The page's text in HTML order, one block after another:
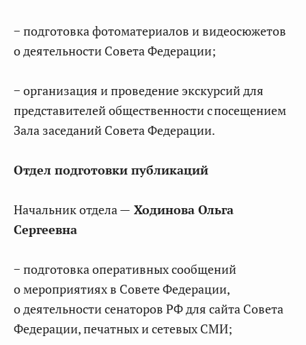
− подготовка фотоматериалов и видеосюжетов
о деятельности Совета Федерации;
− организация и проведение экскурсий для
представителей общественности с посещением
Зала заседаний Совета Федерации.
Отдел подготовки публикаций
Начальник отдела — Ходинова Ольга
Сергеевна
− подготовка оперативных сообщений
о мероприятиях в Совете Федерации,
о деятельности сенаторов РФ для сайта Совета
Федерации, печатных и сетевых СМИ;